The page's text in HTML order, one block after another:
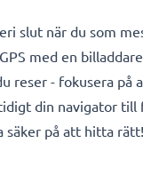
slut när du som
med en
reser - fokusera på
din navigator till
säker på att hitta rätt!